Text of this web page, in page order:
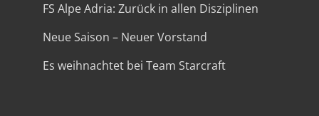
FS Alpe Adria: Zurück in allen Disziplinen
Neue Saison – Neuer Vorstand
Es weihnachtet bei Team Starcraft